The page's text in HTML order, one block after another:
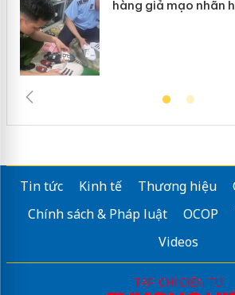
hàng giả mạo nhãn
Tin tức Kinh tế Thương hiệu
Chính sách & Pháp luật
OCOP
Videos